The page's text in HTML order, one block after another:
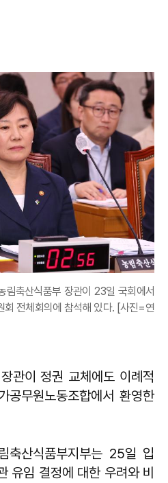
림축산식품부 장관이 23일 국회에서
회 전체회의에 참석해 있다. [사진=연
관이 정권 교체에도 이례적
공무원노동조합에서 환영한
축산식품부지부는 25일 입
유임 결정에 대한 우려와 비